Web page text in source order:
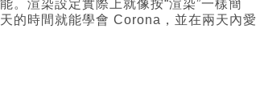
。渲染設定實際上就像按“渲染”一樣簡
的時間就能學會 Corona，並在兩天內愛